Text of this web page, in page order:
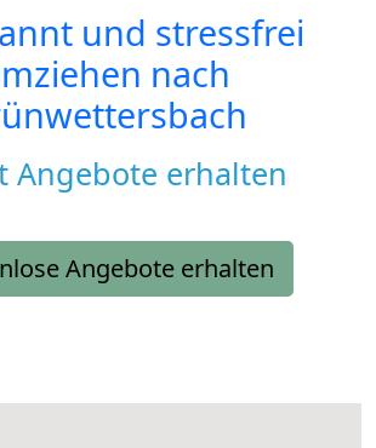
und stressfrei
nach
Angebote erhalten
Angebote erhalten